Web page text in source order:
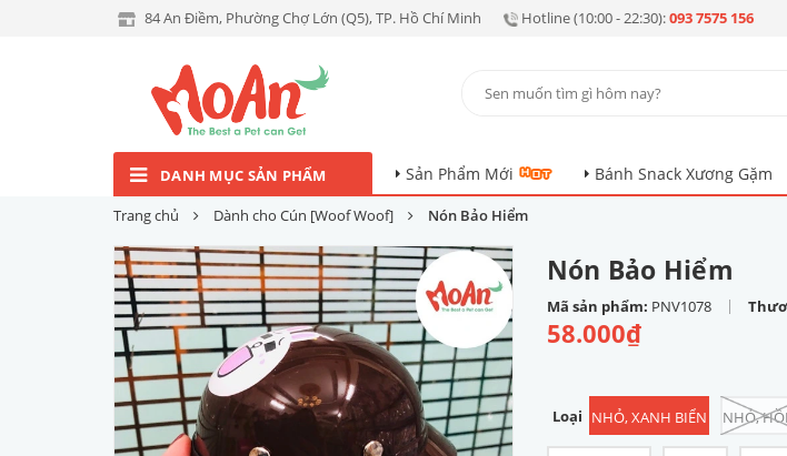
84 An Điềm, Phường Chợ Lớn (Q5), TP. Hồ Chí Minh Hotline (10:00 - 22:30):093 7575 156
DANH MỤC SẢN PHẨM Sản Phẩm Mới Bánh Snack Xương Gặm
Trang chủ Dành cho Cún [Woof Woof] Nón Bảo Hiểm
Nón Bảo Hiểm
Mã sản phẩm: PNV1078 |
58.000₫
Loại NHỎ, XANH BIỂN NHỎ,